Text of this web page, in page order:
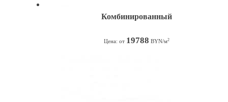
Комбинированный
Цена: от 19788 BYN/м2